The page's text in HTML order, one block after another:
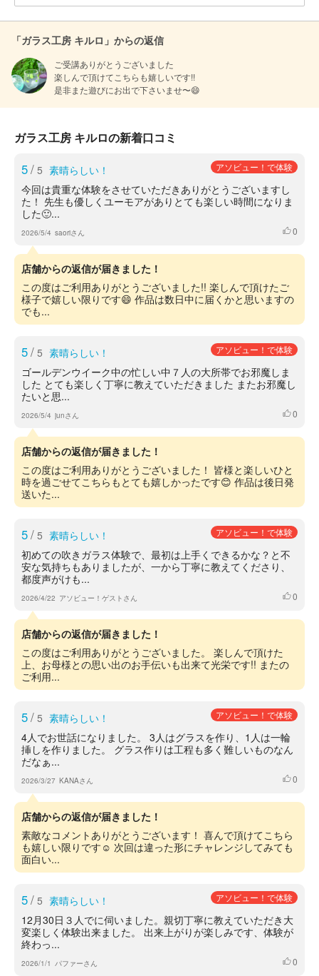
「ガラス工房 キルロ」からの返信
ご受講ありがとうございました
楽しんで頂けてこちらも嬉しいです!!
是非また遊びにお出で下さいませ〜😄
ガラス工房 キルロの新着口コミ
5/ 5 素晴らしい！ アソビュー！で体験
今回は貴重な体験をさせていただきありがとうございますし
た！ 先生も優しくユーモアがありとても楽しい時間になりま
した🙂‍...
2026/5/4 saoriさん いいね
0
店舗からの返信が届きました！
この度はご利用ありがとうございました!! 楽しんで頂けたご
様子で嬉しい限りです😄 作品は数日中に届くかと思いますの
でも...
5/ 5 素晴らしい！ アソビュー！で体験
ゴールデンウイーク中の忙しい中７人の大所帯でお邪魔しま
した とても楽しく丁寧に教えていただきました またお邪魔し
たいと思...
2026/5/4 junさん いいね
0
店舗からの返信が届きました！
この度はご利用ありがとうございました！ 皆様と楽しいひと
時を過ごせてこちらもとても嬉しかったです😊 作品は後日発
送いた...
5/ 5 素晴らしい！ アソビュー！で体験
初めての吹きガラス体験で、最初は上手くできるかな？と不
安な気持ちもありましたが、一から丁寧に教えてくださり、
都度声がけも...
2026/4/22 アソビュー！ゲストさん いいね
0
店舗からの返信が届きました！
この度はご利用ありがとうございました。 楽しんで頂けた
上、お母様との思い出のお手伝いも出来て光栄です!! またの
ご利用...
5/ 5 素晴らしい！ アソビュー！で体験
4人でお世話になりました。 3人はグラスを作り、1人は一輪
挿しを作りました。 グラス作りは工程も多く難しいものなん
だなぁ...
2026/3/27 KANAさん いいね
0
店舗からの返信が届きました！
素敵なコメントありがとうございます！ 喜んで頂けてこちら
も嬉しい限りです☺️ 次回は違った形にチャレンジしてみても
面白い...
5/ 5 素晴らしい！ アソビュー！で体験
12月30日３人でに伺いました。親切丁寧に教えていただき大
変楽しく体験出来ました。 出来上がりが楽しみです、体験が
終わっ...
2026/1/1 パファーさん いいね
0